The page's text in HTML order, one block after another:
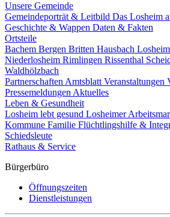
Unsere Gemeinde
Gemeindeporträt & Leitbild Das Losheim
Geschichte & Wappen Daten & Fakten
Ortsteile
Bachem Bergen Britten Hausbach Losheim
Niederlosheim Rimlingen Rissenthal
Waldhölzbach
Partnerschaften Amtsblatt Veranstaltungen
Pressemeldungen Aktuelles
Leben & Gesundheit
Losheim lebt gesund Losheimer
Kommune Familie Flüchtlingshilfe &
Schiedsleute
Rathaus & Service
Bürgerbüro
Öffnungszeiten
Dienstleistungen